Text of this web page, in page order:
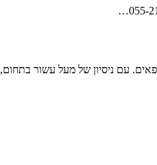
עם ניסיון של מעל עשור בתחום,